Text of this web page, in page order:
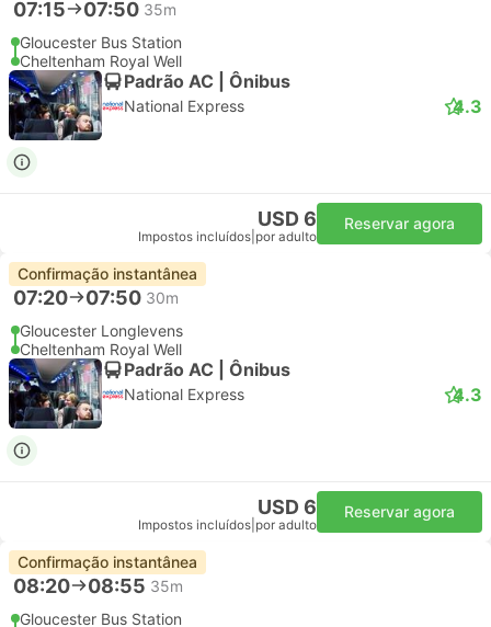
07:15 07:50 35m
Gloucester Bus Station
Cheltenham Royal Well
Padrão AC | Ônibus
National Express 4.3
USD 6
Impostos incluídos por adulto
Reservar agora
Confirmação instantânea
07:20 07:50 30m
Gloucester Longlevens
Cheltenham Royal Well
Padrão AC | Ônibus
National Express 4.3
USD 6
Impostos incluídos por adulto
Reservar agora
Confirmação instantânea
08:20 08:55 35m
Gloucester Bus Station